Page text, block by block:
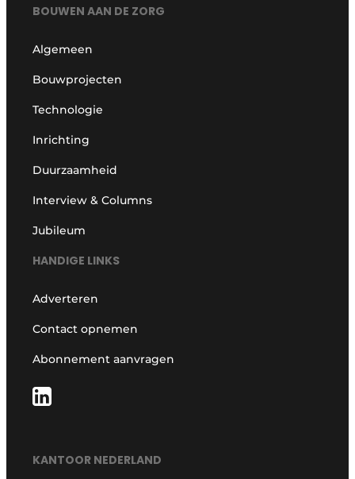
BOUWEN AAN DE ZORG
Algemeen
Bouwprojecten
Technologie
Inrichting
Duurzaamheid
Interview & Columns
Jubileum
HANDIGE LINKS
Adverteren
Contact opnemen
Abonnement aanvragen
KANTOOR NEDERLAND